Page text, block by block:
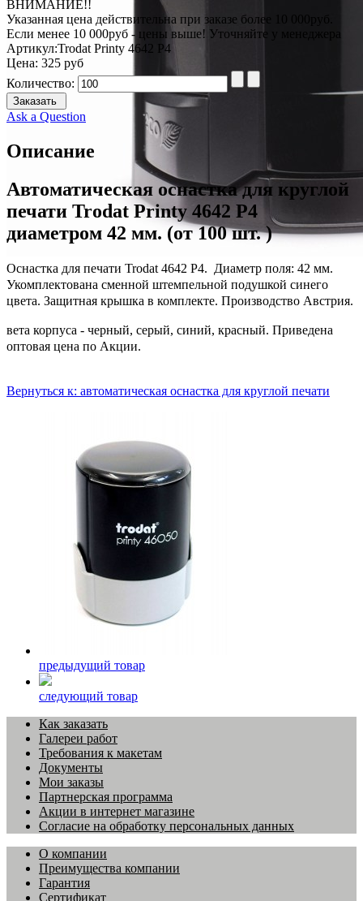
ВНИМАНИЕ!!
Указанная цена действительна при заказе более 10 000руб.
Если менее 10 000руб - цены выше! Уточняйте у менеджера
Артикул:Trodat Printy 4642 P4
Цена: 325 руб
Количество:
Заказать
Ask a Question
Описание
Автоматическая оснастка для круглой
печати Trodat Printy 4642 P4
диаметром 42 мм. (от 100 шт. )
Оснастка для печати Trodat 4642 P4. Диаметр поля: 42 мм.
Укомплектована сменной штемпельной подушкой синего
цвета. Защитная крышка в комплекте. Производство Австрия.
вета корпуса - черный, серый, синий, красный. Приведена
оптовая цена по Акции.
Вернуться к: автоматическая оснастка для круглой печати
предыдущий товар
следующий товар
Как заказать
Галереи работ
Требования к макетам
Документы
Мои заказы
Партнерская программа
Акции в интернет магазине
Согласие на обработку персональных данных
О компании
Преимущества компании
Гарантия
Сертификат